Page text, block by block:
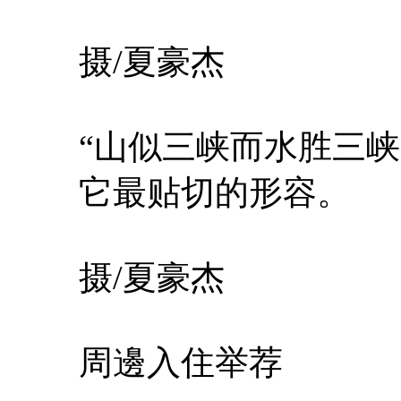
摄/夏豪杰
“山似三峡而水胜三
它最贴切的形容。
摄/夏豪杰
周邊入住举荐